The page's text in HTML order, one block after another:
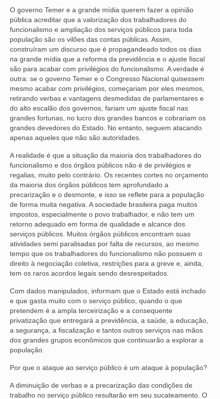
LOCALIZAÇÃO
QUEM SOMOS
NOSSA HISTÓRIA
SUBSEDES
ARAÇATUBA
BAURU
PRESIDENTE PRUDENTE
RIBEIRÃO PRETO
SÃO JOSÉ DOS CAMPOS
SÃO JOSÉ DO RIO PRETO
SOROCABA
NOTÍCIAS
BOLETIM
VÍDEOS
CONVÊNIOS
SINDICALIZE-SE
JURÍDICO
NÚCLEOS
APOSENTADOS
AGENTES DE POLÍCIA JUDICIAL
O governo Temer e a grande mídia querem fazer a opinião
pública acreditar que a valorização dos trabalhadores do
funcionalismo e ampliação dos serviços públicos para toda
população são os vilões das contas públicas. Assim,
construíram um discurso que é propagandeado todos os dias
na grande mídia que a reforma da previdência e o ajuste fiscal
são para acabar com privilégios do funcionalismo. A verdade é
outra: se o governo Temer e o Congresso Nacional quisessem
mesmo acabar com privilégios, começariam por eles mesmos,
retirando verbas e vantagens desmedidas de parlamentares e
do alto escalão dos governos, fariam um ajuste fiscal nas
grandes fortunas, no lucro dos grandes bancos e cobrariam os
grandes devedores do Estado. No entanto, seguem atacando
apenas aqueles que não são autoridades.
A realidade é que a situação da maioria dos trabalhadores do
funcionalismo e dos órgãos públicos não é de privilégios e
regalias, muito pelo contrário. Os recentes cortes no orçamento
da maioria dos órgãos públicos tem aprofundado a
precarização e o desmonte, e isso se reflete para a população
de forma muita negativa. A sociedade brasileira paga muitos
impostos, especialmente o povo trabalhador, e não tem um
retorno adequado em forma de qualidade e alcance dos
serviços públicos. Muitos órgãos públicos encontram suas
atividades semi paralisadas por falta de recursos, ao mesmo
tempo que os trabalhadores do funcionalismo não possuem o
direito à negociação coletiva, restrições para a greve e, ainda,
tem os raros acordos legais sendo desrespeitados.
Com dados manipulados, informam que o Estado está inchado
e que gasta muito com o serviço público, quando o que
pretendem é a ampla terceirização e a consequente
privatização que entregará a previdência, a saúde, a educação,
a segurança, a fiscalização e tantos outros serviços nas mãos
dos grandes grupos econômicos que continuarão a explorar a
população.
Por que o ataque ao serviço público é um ataque à população?
A diminuição de verbas e a precarização das condições de
trabalho no serviço público resultarão em seu sucateamento. O